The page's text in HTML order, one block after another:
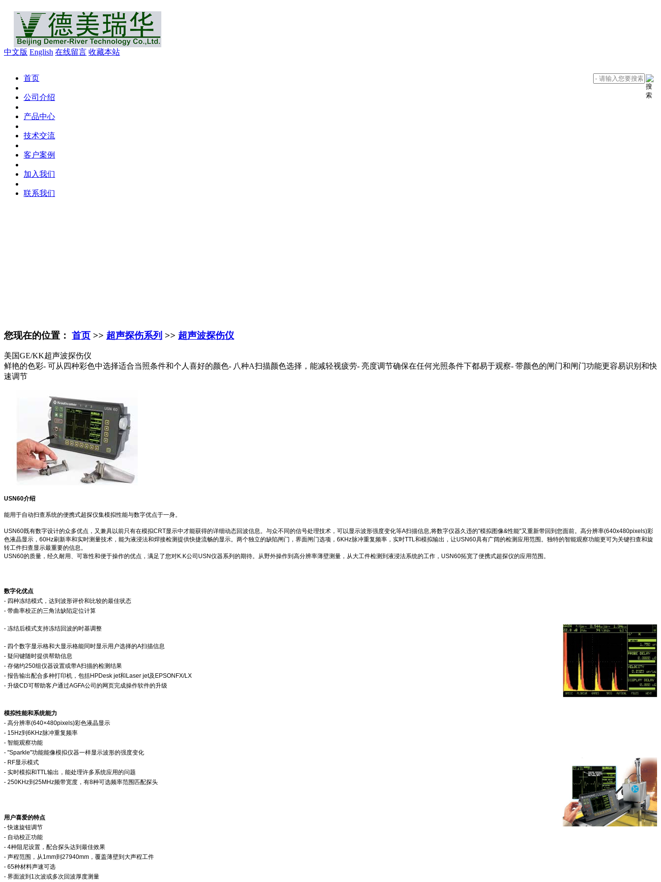
中文版 English 在线留言 收藏本站
首页
公司介绍
产品中心
技术交流
客户案例
加入我们
联系我们
您现在的位置： 首页 >> 超声探伤系列 >> 超声波探伤仪
美国GE/KK超声波探伤仪
鲜艳的色彩- 可从四种彩色中选择适合当照条件和个人喜好的颜色- 八种A扫描颜色选择，能减轻视疲劳- 亮度调节确保在任何光照条件下都易于观察- 带颜色的闸门和闸门功能更容易识别和快
速调节
USN60介绍
能用于自动扫查系统的便携式超探仪集模拟性能与数字优点于一身。
USN60既有数字设计的众多优点，又兼具以前只有在模拟CRT显示中才能获得的详细动态回波信息。与众不同的信号处理技术，可以显示波形强度变化等A扫描信息,将数字仪器久违的"模拟图像&性能"又重新带回到您面前。高分辨率(640x480pixels)彩
色液晶显示，60Hz刷新率和实时测量技术，能为液浸法和焊接检测提供快捷流畅的显示。两个独立的缺陷闸门，界面闸门选项，6KHz脉冲重复频率，实时TTL和模拟输出，让USN60具有广阔的检测应用范围。独特的智能观察功能更可为关键扫查和旋
转工件扫查显示最重要的信息。
USN60的质量，经久耐用、可靠性和便于操作的优点，满足了您对K.K公司USN仪器系列的期待。从野外操作到高分辨率薄壁测量，从大工件检测到液浸法系统的工作，USN60拓宽了便携式超探仪的应用范围。
数字化优点
- 四种冻结模式，达到波形评价和比较的最佳状态
- 带曲率校正的三角法缺陷定位计算
- 冻结后模式支持冻结回波的时基调整
- 四个数字显示格和大显示格能同时显示用户选择的A扫描信息
- 疑问键随时提供帮助信息
- 存储约250组仪器设置或带A扫描的检测结果
- 报告输出配合多种打印机，包括HPDesk jet和Laser jet及EPSONFX/LX
- 升级CD可帮助客户通过AGFA公司的网页完成操作软件的升级
模拟性能和系统能力
- 高分辨率(640×480pixels)彩色液晶显示
- 15Hz到6KHz脉冲重复频率
- 智能观察功能
- "Sparkle"功能能像模拟仪器一样显示波形的强度变化
- RF显示模式
- 实时模拟和TTL输出，能处理许多系统应用的问题
- 250KHz到25MHz频带宽度，有8种可选频率范围匹配探头
用户喜爱的特点
- 快速旋钮调节
- 自动校正功能
- 4种阻尼设置，配合探头达到最佳效果
- 声程范围，从1mm到27940mm，覆盖薄壁到大声程工件
- 65种材料声速可选
- 界面波到1次波或多次回波厚度测量